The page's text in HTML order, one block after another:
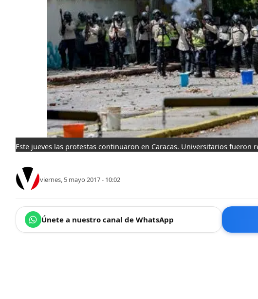
Este jueves las protestas continuaron en Caracas. Universitarios fueron
viernes, 5 mayo 2017 - 10:02
Únete a nuestro canal de WhatsApp